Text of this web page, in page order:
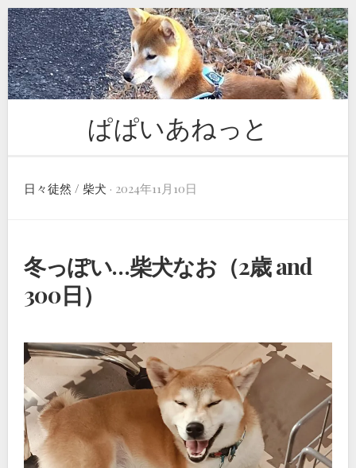
Skip
to
content
ぱぱいあねっと
日々徒然 / 柴犬 · 2024年11月10日
冬っぽい…柴犬なお（2歳 and
300日）